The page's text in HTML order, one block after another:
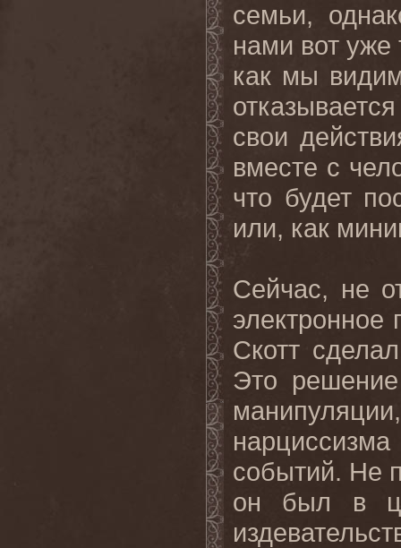
семьи,
нами вот уже
как мы
свои
вместе с
что будет
или, как
Сейчас, не
электронное
Скотт
Это
событий. Не
он был в